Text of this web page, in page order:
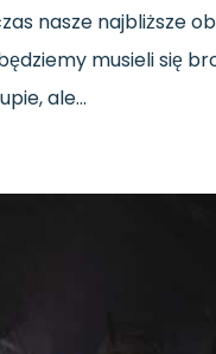
nasze najbliższe
musieli się
ale…